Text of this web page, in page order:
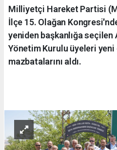
Milliyetçi Hareket Partisi
İlçe 15. Olağan
yeniden başkanlığa seçilen
Yönetim Kurulu üyeleri
mazbatalarını aldı.